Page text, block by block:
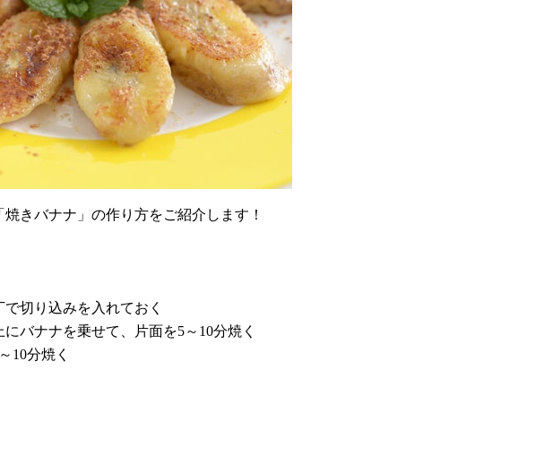
きバナナ」の作り方をご紹介します！
切り込みを入れておく
バナナを乗せて、片面を5～10分焼く
10分焼く